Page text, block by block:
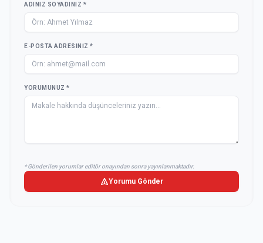
ADINIZ SOYADINIZ *
E-POSTA ADRESINIZ *
YORUMUNUZ *
* Gönderilen yorumlar editör onayından sonra yayınlanmaktadır.
Yorumu Gönder